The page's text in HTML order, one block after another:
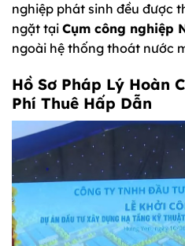
nghiệp phát sinh đều được
ngặt tại Cụm công nghiệp
ngoài hệ thống thoát nước
Hồ Sơ Pháp Lý Hoàn
Phí Thuê Hấp Dẫn